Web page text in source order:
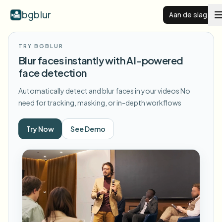
bgblur Aan de slag
Voorbeelden
Blader door de volledige voorbeeldenbibliotheek
Gezicht vervagen
Kenteken vervagen
Functies
View all features
Browse every blur tool in one place
Zakelijk
Scholen & onderwijs
Bronnen
TRY BGBLUR
Blur faces instantly with AI-powered
face detection
Automatically detect and blur faces in your videosNo
need for tracking, masking, or in-depth workflows
Try Now See Demo